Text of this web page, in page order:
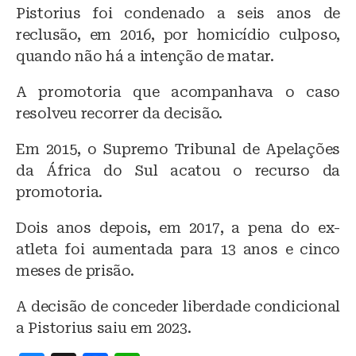
Pistorius foi condenado a seis anos de
reclusão, em 2016, por homicídio culposo,
quando não há a intenção de matar.
A promotoria que acompanhava o caso
resolveu recorrer da decisão.
Em 2015, o Supremo Tribunal de Apelações
da África do Sul acatou o recurso da
promotoria.
Dois anos depois, em 2017, a pena do ex-
atleta foi aumentada para 13 anos e cinco
meses de prisão.
A decisão de conceder liberdade condicional
a Pistorius saiu em 2023.